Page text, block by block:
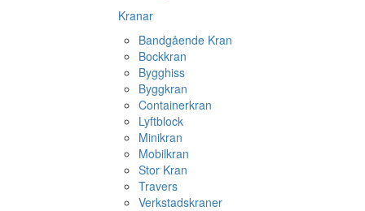
Kranar
Bandgående Kran
Bockkran
Bygghiss
Byggkran
Containerkran
Lyftblock
Minikran
Mobilkran
Stor Kran
Travers
Verkstadskraner